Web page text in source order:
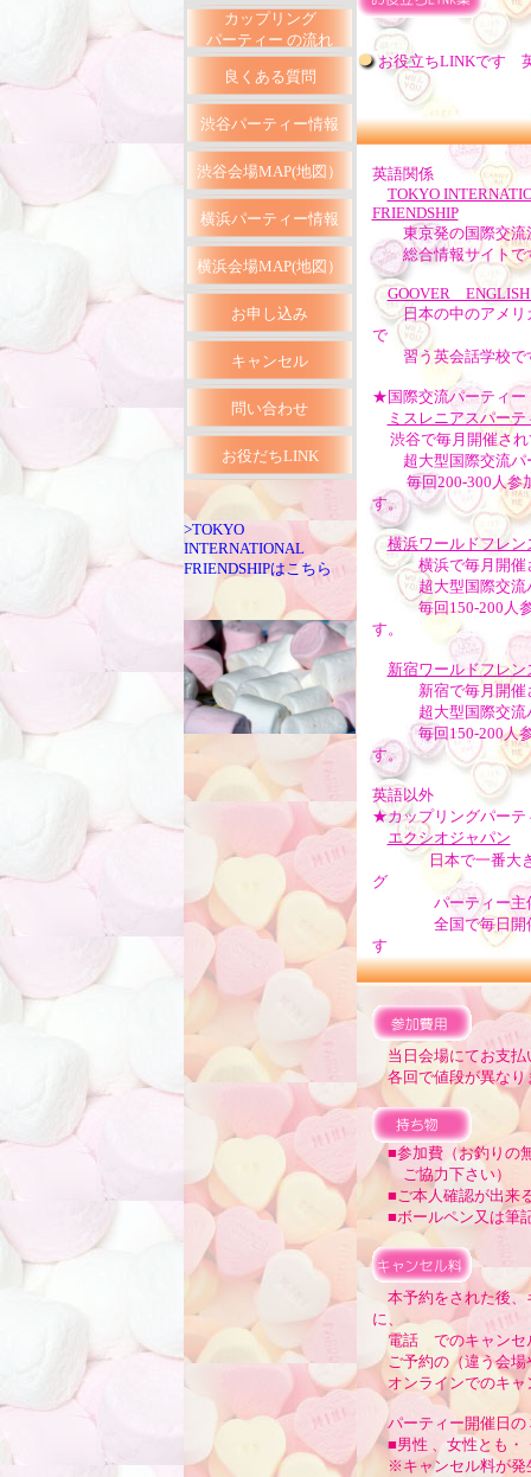
カップリング
パーティー の流れ
良くある質問
渋谷パーティー情報
渋谷会場MAP(地図）
横浜パーティー情報
横浜会場MAP(地図）
お申し込み
キャンセル
問い合わせ
お役だちLINK
>TOKYO
INTERNATIONAL
FRIENDSHIPはこちら
お役立ちLINKです
英語関係
TOKYO
FRIENDSHIP
東京発の国際交流
総合情報サイトで
GOOVER ENGLISH
日本の中のアメリ
で
習う英会話学校で
★国際交流パーティー
ミスレニアスパーテ
渋谷で毎月開催され
超大型国際交流
毎回200-300人参
す。
横浜ワールドフレン
横浜で毎月開催
超大型国際交流
毎回150-200人参
す。
新宿ワールドフレ
新宿で毎月開催
超大型国際交流
毎回150-200人参
す。
英語以外
★カップリングパーテ
エクシオジャパン
日本で一番大
グ
パーティー主
全国で毎日開催
す
当日会場にてお支払
各回で値段が異なり
■参加費（お釣りの
ご協力下さい）
■ご本人確認が出来
■ボールペン又は筆
本予約をされた後、
に、
電話 でのキャンセ
ご予約の（違う会場
オンラインでのキャ
パーティー開催日の
■男性 、女性とも・
※キャンセル料が発